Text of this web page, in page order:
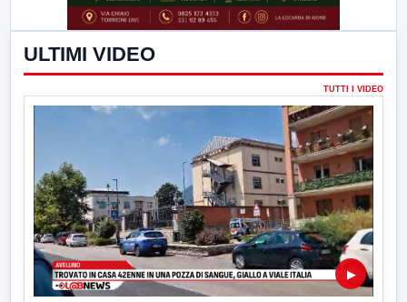
ULTIMI VIDEO
TUTTI I VIDEO
▶